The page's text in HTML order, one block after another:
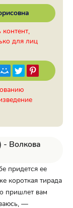
для лиц
- Волкова
придется ее
короткая тирада
пришлет вам
—